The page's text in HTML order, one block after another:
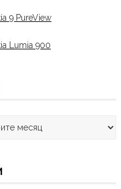
9 PureView
Lumia 900